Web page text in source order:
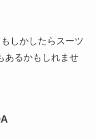
しかしたらスーツ
あるかもしれませ